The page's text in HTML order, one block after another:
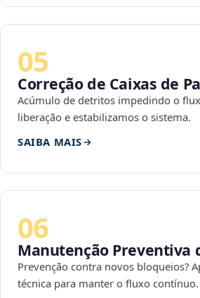
05
Correção de Caixas de
Acúmulo de detritos impedindo o
liberação e estabilizamos o sistema.
SAIBA MAIS
06
Manutenção Preventiva
Prevenção contra novos bloqueios?
técnica para manter o fluxo contínuo.